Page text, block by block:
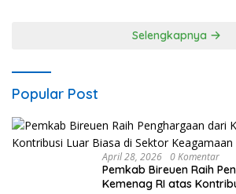
Selengkapnya
Popular Post
April 28, 2026 0 Komentar
Pemkab Bireuen Raih
Kemenag RI atas